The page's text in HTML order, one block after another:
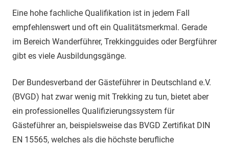
Eine hohe fachliche Qualifikation ist in jedem Fall
empfehlenswert und oft ein Qualitätsmerkmal. Gerade
im Bereich Wanderführer, Trekkingguides oder Bergführer
gibt es viele Ausbildungsgänge.
Der Bundesverband der Gästeführer in Deutschland e.V.
(BVGD) hat zwar wenig mit Trekking zu tun, bietet aber
ein professionelles Qualifizierungssystem für
Gästeführer an, beispielsweise das BVGD Zertifikat DIN
EN 15565, welches als die höchste berufliche